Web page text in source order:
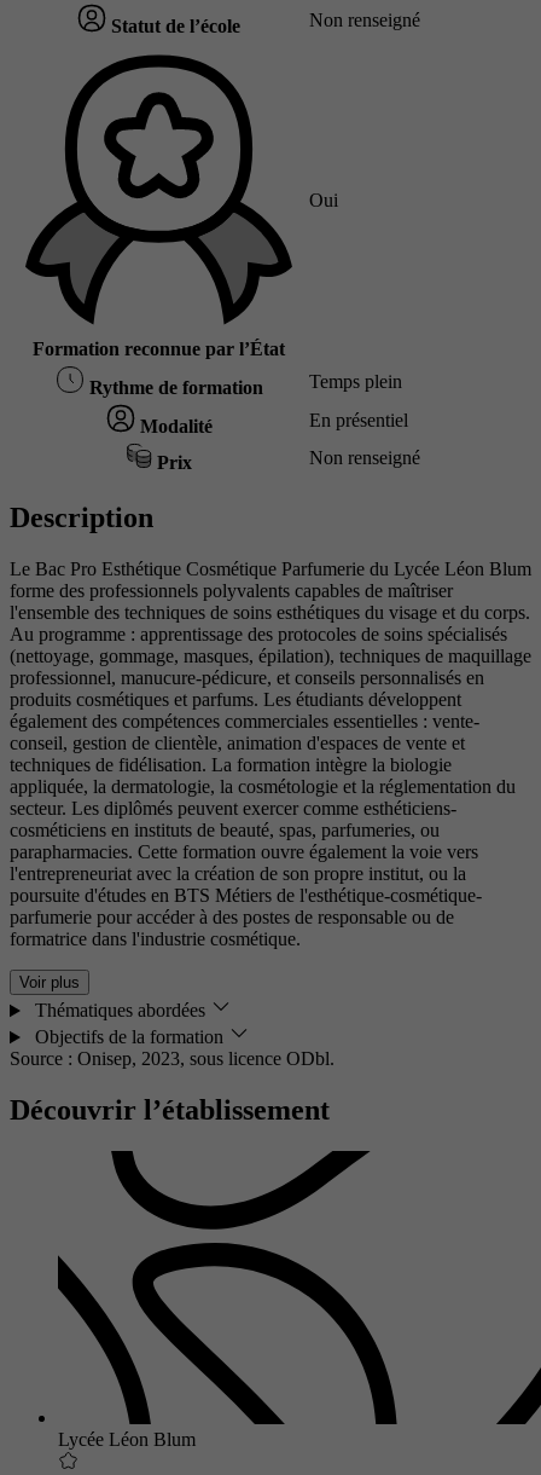
Statut de l’école Non renseigné
Formation reconnue par l’État
Oui
Rythme de formation Temps plein
Modalité En présentiel
Prix Non renseigné
Description
Le Bac Pro Esthétique Cosmétique Parfumerie du Lycée Léon Blum
forme des professionnels polyvalents capables de maîtriser
l'ensemble des techniques de soins esthétiques du visage et du corps.
Au programme : apprentissage des protocoles de soins spécialisés
(nettoyage, gommage, masques, épilation), techniques de maquillage
professionnel, manucure-pédicure, et conseils personnalisés en
produits cosmétiques et parfums. Les étudiants développent
également des compétences commerciales essentielles : vente-
conseil, gestion de clientèle, animation d'espaces de vente et
techniques de fidélisation. La formation intègre la biologie
appliquée, la dermatologie, la cosmétologie et la réglementation du
secteur. Les diplômés peuvent exercer comme esthéticiens-
cosméticiens en instituts de beauté, spas, parfumeries, ou
parapharmacies. Cette formation ouvre également la voie vers
l'entrepreneuriat avec la création de son propre institut, ou la
poursuite d'études en BTS Métiers de l'esthétique-cosmétique-
parfumerie pour accéder à des postes de responsable ou de
formatrice dans l'industrie cosmétique.
Voir plus
Thématiques abordées
Objectifs de la formation
Source : Onisep, 2023, sous licence ODbl.
Découvrir l’établissement
Lycée Léon Blum